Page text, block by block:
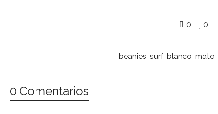
0
0
beanies-surf-blanco-
0 Comentarios